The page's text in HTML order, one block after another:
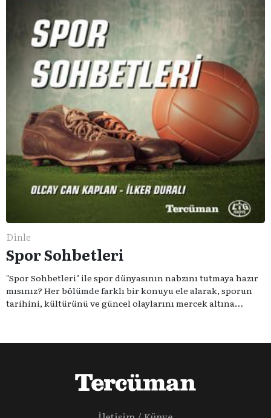
Dinle
Spor Sohbetleri
"Spor Sohbetleri" ile spor dünyasının nabzını tutmaya hazır
mısınız? Her bölümde farklı bir konuyu ele alarak, sporun
tarihini, kültürünü ve güncel olaylarını mercek altına
olmadığına inananlardansanız "Spor Sohbetleri" tam size